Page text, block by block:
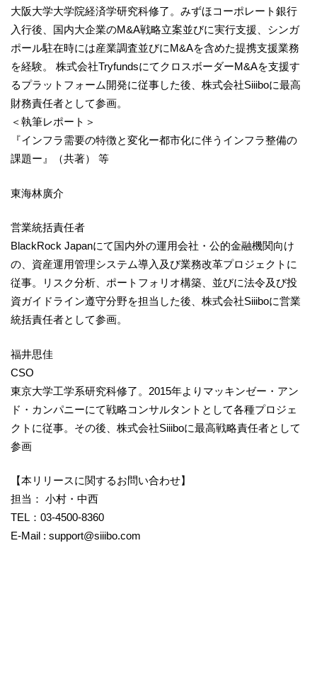
大阪大学大学院経済学研究科修了。みずほコーポレート銀行
入行後、国内大企業のM&A戦略立案並びに実行支援、シンガ
ポール駐在時には産業調査並びにM&Aを含めた提携支援業務
を経験。 株式会社TryfundsにてクロスボーダーM&Aを支援す
るプラットフォーム開発に従事した後、株式会社Siiiboに最高
財務責任者として参画。
＜執筆レポート＞
『インフラ需要の特徴と変化ー都市化に伴うインフラ整備の
課題ー』（共著） 等
東海林廣介
営業統括責任者
BlackRock Japanにて国内外の運用会社・公的金融機関向け
の、資産運用管理システム導入及び業務改革プロジェクトに
従事。リスク分析、ポートフォリオ構築、並びに法令及び投
資ガイドライン遵守分野を担当した後、株式会社Siiiboに営業
統括責任者として参画。
福井思佳
CSO
東京大学工学系研究科修了。2015年よりマッキンゼー・アン
ド・カンパニーにて戦略コンサルタントとして各種プロジェ
クトに従事。その後、株式会社Siiiboに最高戦略責任者として
参画
【本リリースに関するお問い合わせ】
担当： 小村・中西
TEL：03-4500-8360
E-Mail : support@siiibo.com